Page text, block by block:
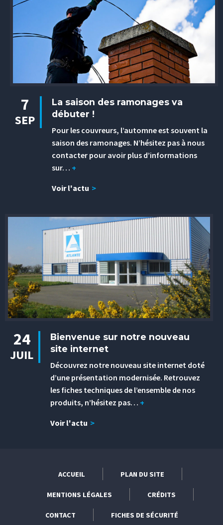
7
SEP
La saison des ramonages va
débuter !
Pour les couvreurs, l’automne est souvent la
saison des ramonages. N’hésitez pas à nous
contacter pour avoir plus d’informations
sur… +
Voir l'actu >
24
JUIL
Bienvenue sur notre nouveau
site internet
Découvrez notre nouveau site internet doté
d’une présentation modernisée. Retrouvez
les fiches techniques de l’ensemble de nos
produits, n’hésitez pas… +
Voir l'actu >
ACCUEIL PLAN DU SITE
MENTIONS LÉGALES CRÉDITS
CONTACT FICHES DE SÉCURITÉ